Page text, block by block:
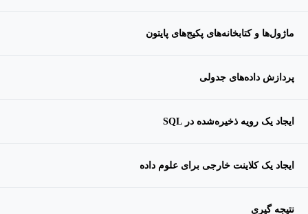
ماژول‌ها و کتابخانه‌های پکیج‌های پایتون
پردازش داده‌های جدولی
ایجاد یک رویه ذخیره‌شده در SQL
ایجاد یک کلاینت خارجی برای علوم داده
نتیجه گیری